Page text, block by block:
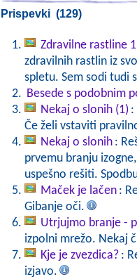
Prispevki (129)
Zdravilne rastline 1
zdravilnih rastlin iz
spletu. Sem sodi tudi
Besede s podobnim
Nekaj o slonih (1) :
Če želi vstaviti
Nekaj o slonih :
prvemu branju
uspešno rešiti.
Maček je lačen :
Gibanje oči.
Utrjujmo branje -
izpolni mrežo. Nekaj
Kje je zvezdica? :
izjavo.